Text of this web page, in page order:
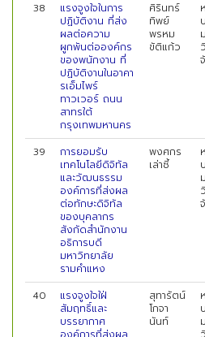
38
แรงจูงใจในการ
ปฏิบัติงาน ที่ส่ง
ผลต่อความ
ผูกพันต่อองค์กร
ของพนักงาน ที่
ปฏิบัติงานในอาคา
รเอ็มไพร์
ทาวเวอร์ ถนน
สาทรใต้
กรุงเทพมหานคร
ศิรินทร์
ทิพย์
พรหม
ขัติแก้ว
39
การยอมรับ
เทคโนโลยีดิจิทัล
และวัฒนธรรม
องค์การที่ส่งผล
ต่อทักษะดิจิทัล
ของบุคลากร
สังกัดสำนักงาน
อธิการบดี
มหาวิทยาลัย
รามคำแหง
พงศกร
เล่าซี้
40
แรงจูงใจใฝ่
สัมฤทธิ์และ
บรรยากาศ
สุทารัตน์
โกจา
นันท์